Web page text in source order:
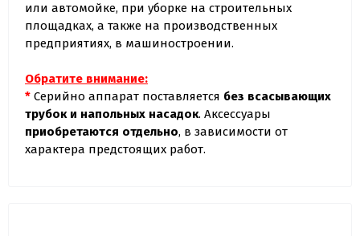
или автомойке, при уборке на строительных
площадках, а также на производственных
предприятиях, в машиностроении.
Обратите внимание:
* Серийно аппарат поставляется без всасывающих
трубок и напольных насадок. Аксессуары
приобретаются отдельно, в зависимости от
характера предстоящих работ.